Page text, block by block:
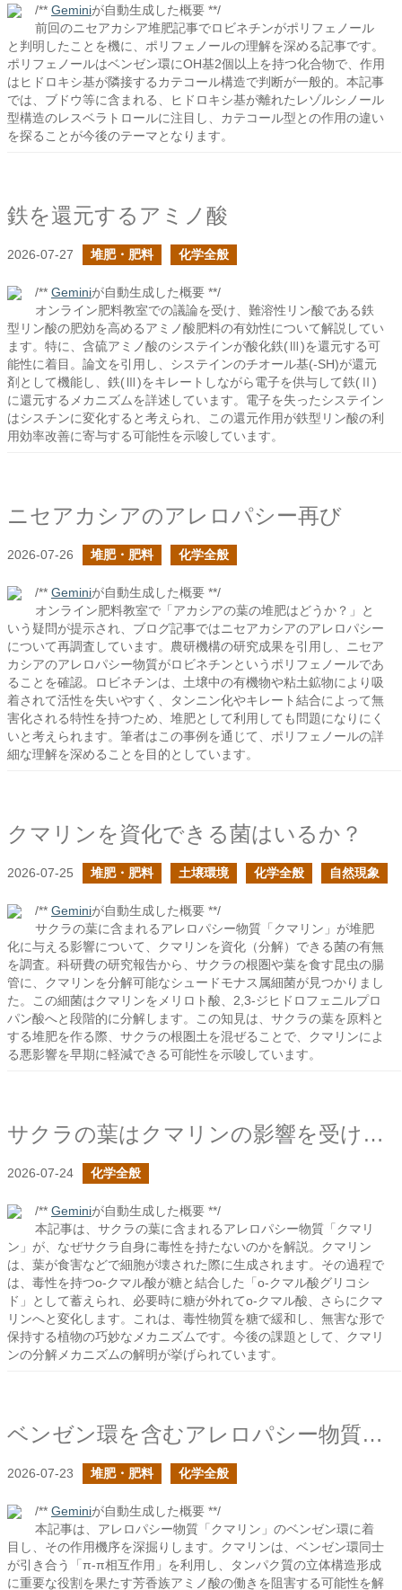
/** Geminiが自動生成した概要 **/
前回のニセアカシア堆肥記事でロビネチンがポリフェノール
と判明したことを機に、ポリフェノールの理解を深める記事です。
ポリフェノールはベンゼン環にOH基2個以上を持つ化合物で、作用
はヒドロキシ基が隣接するカテコール構造で判断が一般的。本記事
では、ブドウ等に含まれる、ヒドロキシ基が離れたレゾルシノール
型構造のレスベラトロールに注目し、カテコール型との作用の違い
を探ることが今後のテーマとなります。
鉄を還元するアミノ酸
2026-07-27 堆肥・肥料 化学全般
/** Geminiが自動生成した概要 **/
オンライン肥料教室での議論を受け、難溶性リン酸である鉄
型リン酸の肥効を高めるアミノ酸肥料の有効性について解説してい
ます。特に、含硫アミノ酸のシステインが酸化鉄(Ⅲ)を還元する可
能性に着目。論文を引用し、システインのチオール基(-SH)が還元
剤として機能し、鉄(Ⅲ)をキレートしながら電子を供与して鉄(Ⅱ)
に還元するメカニズムを詳述しています。電子を失ったシステイン
はシスチンに変化すると考えられ、この還元作用が鉄型リン酸の利
用効率改善に寄与する可能性を示唆しています。
ニセアカシアのアレロパシー再び
2026-07-26 堆肥・肥料 化学全般
/** Geminiが自動生成した概要 **/
オンライン肥料教室で「アカシアの葉の堆肥はどうか？」と
いう疑問が提示され、ブログ記事ではニセアカシアのアレロパシー
について再調査しています。農研機構の研究成果を引用し、ニセア
カシアのアレロパシー物質がロビネチンというポリフェノールであ
ることを確認。ロビネチンは、土壌中の有機物や粘土鉱物により吸
着されて活性を失いやすく、タンニン化やキレート結合によって無
害化される特性を持つため、堆肥として利用しても問題になりにく
いと考えられます。筆者はこの事例を通じて、ポリフェノールの詳
細な理解を深めることを目的としています。
クマリンを資化できる菌はいるか？
2026-07-25 堆肥・肥料 土壌環境 化学全般 自然現象
/** Geminiが自動生成した概要 **/
サクラの葉に含まれるアレロパシー物質「クマリン」が堆肥
化に与える影響について、クマリンを資化（分解）できる菌の有無
を調査。科研費の研究報告から、サクラの根圏や葉を食す昆虫の腸
管に、クマリンを分解可能なシュードモナス属細菌が見つかりまし
た。この細菌はクマリンをメリロト酸、2,3-ジヒドロフェニルプロ
パン酸へと段階的に分解します。この知見は、サクラの葉を原料と
する堆肥を作る際、サクラの根圏土を混ぜることで、クマリンによ
る悪影響を早期に軽減できる可能性を示唆しています。
サクラの葉はクマリンの影響を受けないのか？
2026-07-24 化学全般
/** Geminiが自動生成した概要 **/
本記事は、サクラの葉に含まれるアレロパシー物質「クマリ
ン」が、なぜサクラ自身に毒性を持たないのかを解説。クマリン
は、葉が食害などで細胞が壊された際に生成されます。その過程で
は、毒性を持つo-クマル酸が糖と結合した「o-クマル酸グリコシ
ド」として蓄えられ、必要時に糖が外れてo-クマル酸、さらにクマ
リンへと変化します。これは、毒性物質を糖で緩和し、無害な形で
保持する植物の巧妙なメカニズムです。今後の課題として、クマリ
ンの分解メカニズムの解明が挙げられています。
ベンゼン環を含むアレロパシー物質の作用について
2026-07-23 堆肥・肥料 化学全般
/** Geminiが自動生成した概要 **/
本記事は、アレロパシー物質「クマリン」のベンゼン環に着
目し、その作用機序を深掘りします。クマリンは、ベンゼン環同士
が引き合う「π-π相互作用」を利用し、タンパク質の立体構造形成
に重要な役割を果たす芳香族アミノ酸の働きを阻害する可能性を解